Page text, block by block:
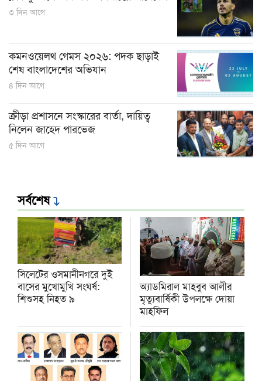
৩ দিন আগে
কমনওয়েলথ গেমস ২০২৬: পদক ছাড়াই
শেষ বাংলাদেশের অভিযান
৪ দিন আগে
ক্রীড়া প্রশাসনে সংস্কারের বার্তা, দায়িত্ব
নিলেন জাহেদ পারভেজ
৫ দিন আগে
সর্বশেষ
সিলেটের ওসমানীনগরে দুই
বাসের মুখোমুখি সংঘর্ষ:
শিশুসহ নিহত ৯
অ্যাডমিরাল মাহবুব আলীর
মৃত্যুবার্ষিকী উপলক্ষে দোয়া
মাহফিল